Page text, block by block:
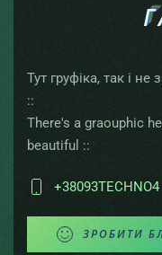
Тут груфіка, так і
::
There's a graouphic
beautiful ::
+38093TECHNO4
ЗРОБИТИ